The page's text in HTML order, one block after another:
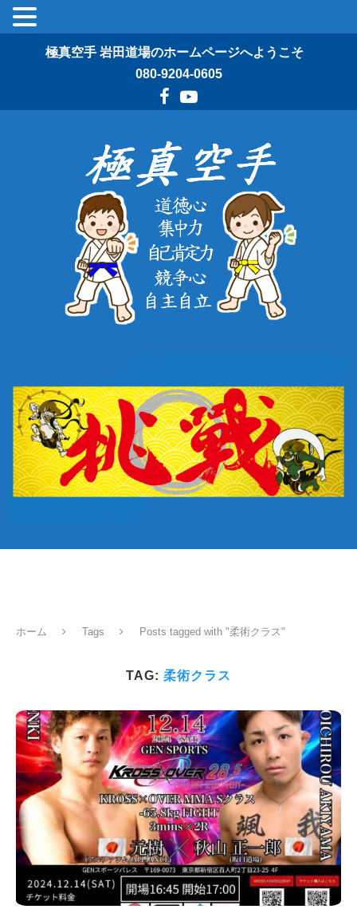
極真空手 岩田道場のホームページへようこそ
080-9204-0605
ホーム Tags Posts tagged with "柔術クラス"
TAG: 柔術クラス